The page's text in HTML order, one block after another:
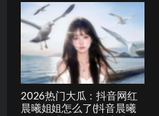
2026热门大瓜：抖音网红
晨曦姐姐怎么了(抖音晨曦